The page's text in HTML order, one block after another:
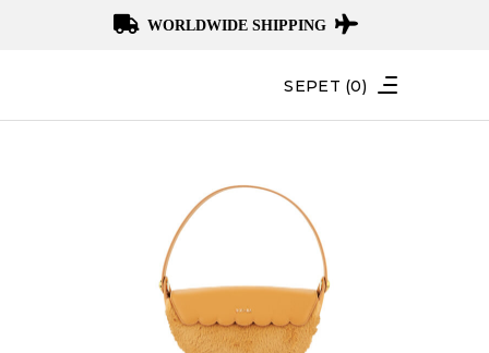
WORLDWIDE SHIPPING
SEPET (0)